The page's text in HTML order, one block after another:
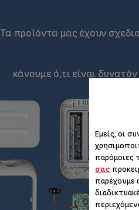
Τα προϊόντα μας έχουν
κάνουμε ό,τι είναι
Εμείς, οι
παρόμοιες
σας
παρέχουμε